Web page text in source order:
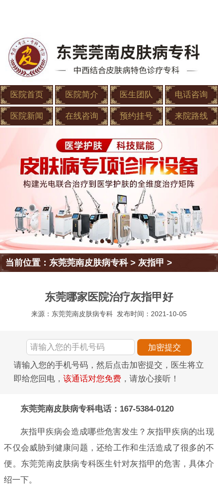
医院首页 医院简介 医生团队 电话咨询
医院新闻 在线咨询 预约挂号 来院路线
当前位置：东莞莞南皮肤病专科>灰指甲 >
东莞哪家医院治疗灰指甲好
来源：东莞莞南皮肤病专科 发布时间：2021-10-05
请输入您的手机号码，然后点击加密提交，医生将立
即给您回电， 该通话对您免费 ，请放心接听！
东莞莞南皮肤病专科电话：167-5384-0120
灰指甲疾病会造成哪些危害发生？灰指甲疾病的出现
不仅会威胁到健康问题，还给工作和生活造成了很多的不
便。东莞莞南皮肤病专科医生针对灰指甲的危害，具体介
绍一下。